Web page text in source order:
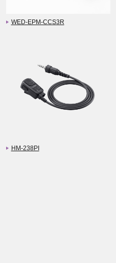
WED-EPM-CCS3R
HM-238PI